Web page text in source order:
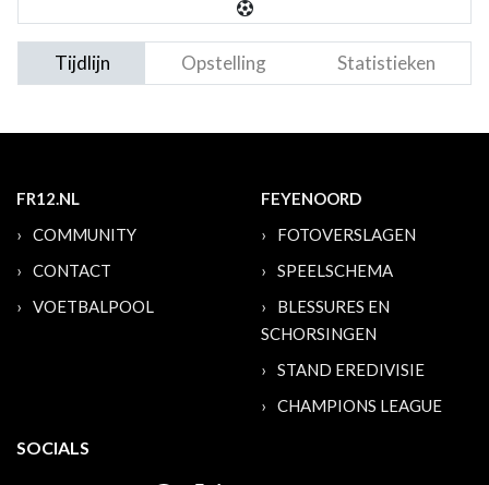
Tijdlijn Opstelling Statistieken
FR12.NL
COMMUNITY
CONTACT
VOETBALPOOL
FEYENOORD
FOTOVERSLAGEN
SPEELSCHEMA
BLESSURES EN
SCHORSINGEN
STAND EREDIVISIE
CHAMPIONS LEAGUE
SOCIALS